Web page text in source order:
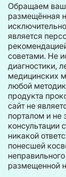
Обращаем
размещённая
является
советами. Не
диагностики,
медицинских
любой
продукта
сайт не
порталом и не
консультации
никакой
понесшей
размещенной